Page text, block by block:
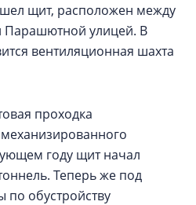
щит, расположен между
Парашютной улицей. В
вентиляционная шахта
проходка
году щит начал
Теперь же под
по обустройству